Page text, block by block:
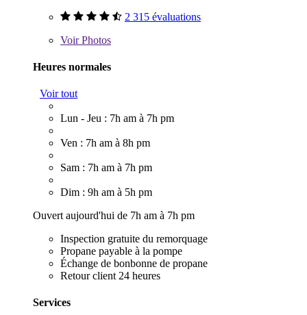
2 315 évaluations
VoirPhotos
Heures normales
Voir tout
Lun - Jeu : 7h am à 7h pm
Ven : 7h am à 8h pm
Sam : 7h am à 7h pm
Dim : 9h am à 5h pm
Ouvert aujourd'hui de 7h am à 7h pm
Inspection gratuite du remorquage
Propane payable à la pompe
Échange de bonbonne de propane
Retour client 24 heures
Services